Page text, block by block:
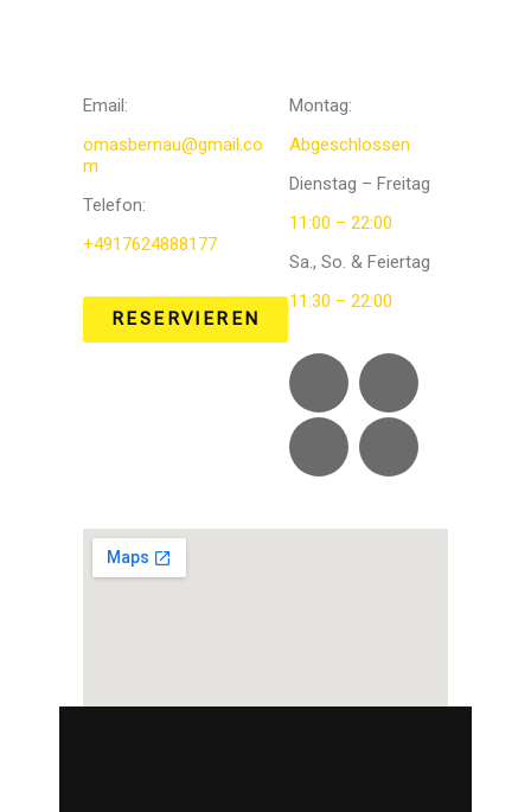
Email:
omasbernau@gmail.co
m
Telefon:
+4917624888177
RESERVIEREN
Montag:
Abgeschlossen
Dienstag – Freitag
11:00 – 22:00
Sa., So. & Feiertag
11:30 – 22:00